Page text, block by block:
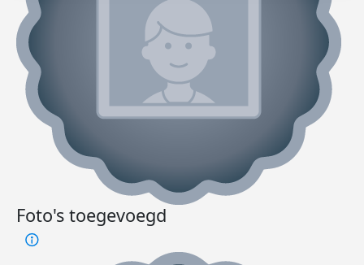
Foto's toegevoegd